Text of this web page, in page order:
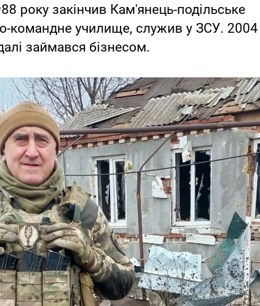
року закінчив Кам'янець-подільське
командне училище, служив у ЗСУ. 2004
займався бізнесом.